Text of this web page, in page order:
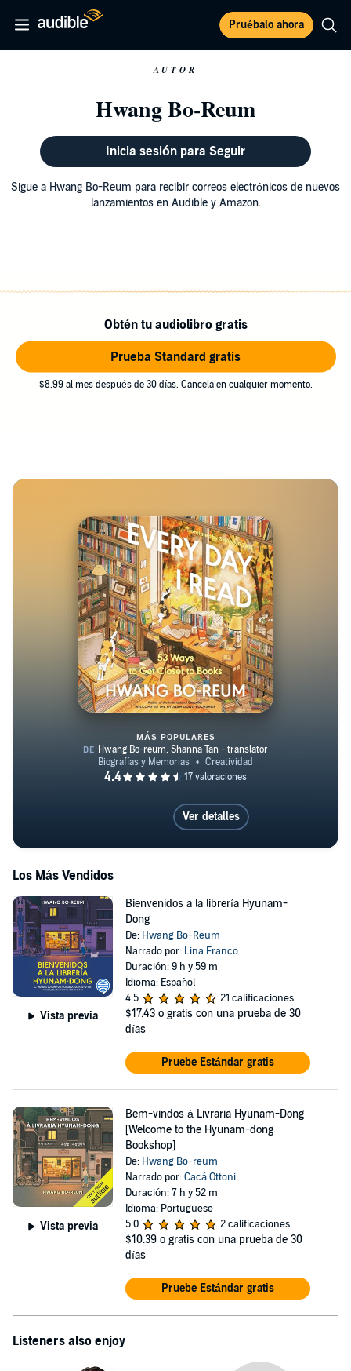
Pruébalo ahora
AUTOR
Hwang Bo-Reum
Inicia sesión para Seguir
Sigue a Hwang Bo-Reum para recibir correos electrónicos de nuevos
lanzamientos en Audible y Amazon.
Obtén tu audiolibro gratis
Prueba Standard gratis
$8.99 al mes después de 30 días. Cancela en cualquier momento.
Every Day I Read
MÁS POPULARES
Ver detalles
Los Más Vendidos
Vista previa
Bienvenidos a la librería Hyunam-
Dong
De: Hwang Bo-Reum
Narrado por: Lina Franco
Duración: 9 h y 59 m
Idioma: Español
4.5
21 calificaciones
$17.43 o gratis con una prueba de 30
días
Pruebe Estándar gratis
Vista previa
Bem-vindos à Livraria Hyunam-Dong
[Welcome to the Hyunam-dong
Bookshop]
De: Hwang Bo-reum
Narrado por:Cacá Ottoni
Duración: 7 h y 52 m
Idioma: Portuguese
5.0
2 calificaciones
$10.39 o gratis con una prueba de 30
días
Pruebe Estándar gratis
Listeners also enjoy